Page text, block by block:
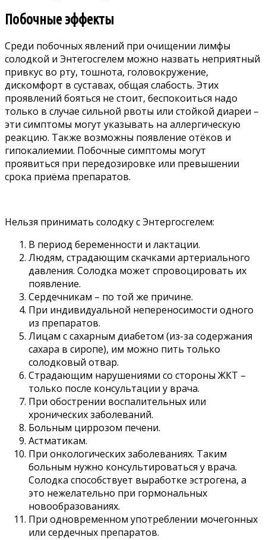
Побочные эффекты
Среди побочных явлений при очищении лимфы
солодкой и Энтегосгелем можно назвать неприятный
привкус во рту, тошнота, головокружение,
дискомфорт в суставах, общая слабость. Этих
проявлений бояться не стоит, беспокоиться надо
только в случае сильной рвоты или стойкой диареи –
эти симптомы могут указывать на аллергическую
реакцию. Также возможны появление отёков и
гипокалиемии. Побочные симптомы могут
проявиться при передозировке или превышении
срока приёма препаратов.
Нельзя принимать солодку с Энтергосгелем:
В период беременности и лактации.
Людям, страдающим скачками артериального
давления. Солодка может спровоцировать их
появление.
Сердечникам – по той же причине.
При индивидуальной непереносимости одного
из препаратов.
Лицам с сахарным диабетом (из-за содержания
сахара в сиропе), им можно пить только
солодковый отвар.
Страдающим нарушениями со стороны ЖКТ –
только после консультации у врача.
При обострении воспалительных или
хронических заболеваний.
Больным циррозом печени.
Астматикам.
При онкологических заболеваниях. Таким
больным нужно консультироваться у врача.
Солодка способствует выработке эстрогена, а
это нежелательно при гормональных
новообразованиях.
При одновременном употреблении мочегонных
или сердечных препаратов.